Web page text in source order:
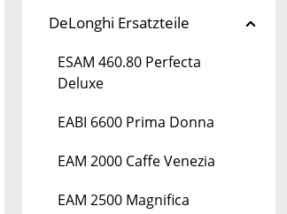
DeLonghi Ersatzteile
ESAM 460.80 Perfecta
Deluxe
EABI 6600 Prima Donna
EAM 2000 Caffe Venezia
EAM 2500 Magnifica